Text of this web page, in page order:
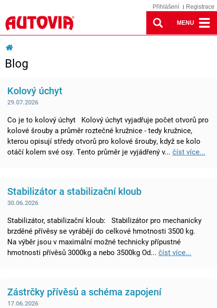
Přihlášení Registrace
MENU
Blog
Kolový úchyt
29.07.2026
Co je to kolový úchyt Kolový úchyt vyjadřuje počet otvorů pro
kolové šrouby a průměr roztečné kružnice - tedy kružnice,
kterou opisují středy otvorů pro kolové šrouby, když se kolo
otáčí kolem své osy. Tento průměr je vyjádřený v... číst více...
Stabilizátor a stabilizační kloub
30.06.2026
Stabilizátor, stabilizační kloub: Stabilizátor pro mechanicky
brzděné přívěsy se vyrábějí do celkové hmotnosti 3500 kg.
Na výběr jsou v maximální možné technicky přípustné
hmotnosti přívěsů 3000kg a nebo 3500kg Od... číst více...
Zástrčky přívěsů a schéma zapojení
17.06.2026